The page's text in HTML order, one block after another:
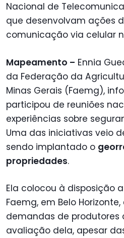
Nacional de
que desenvolvam ações
comunicação via celular
Mapeamento – Ennia
da Federação da
Minas Gerais (Faemg),
participou de reuniões
experiências sobre
Uma das iniciativas veio
sendo implantado o
propriedades.
Ela colocou à disposição
Faemg, em Belo
demandas de produtores
avaliação dela, apesar